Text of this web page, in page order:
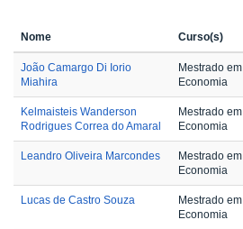
Nome Curso(s)
João Camargo Di Iorio
Miahira
Mestrado em
Economia
Kelmaisteis Wanderson
Rodrigues Correa do Amaral
Mestrado em
Economia
Leandro Oliveira Marcondes
Mestrado em
Economia
Lucas de Castro Souza
Mestrado em
Economia